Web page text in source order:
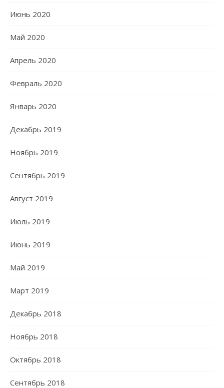
Июнь 2020
Май 2020
Апрель 2020
Февраль 2020
Январь 2020
Декабрь 2019
Ноябрь 2019
Сентябрь 2019
Август 2019
Июль 2019
Июнь 2019
Май 2019
Март 2019
Декабрь 2018
Ноябрь 2018
Октябрь 2018
Сентябрь 2018